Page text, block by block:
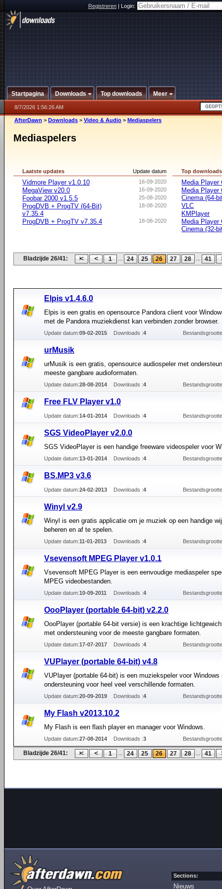
Registreren|Login:
Startpagina Downloads Top downloads Meer
8/7/2026 1:56:26 AM
AfterDawn > Downloads > Video & Audio > Mediaspelers
Mediaspelers
Update datum
Laatste updates
16-09-2020
Vidmore Player v1.0.10
16-09-2020
MegaView v20.0
25-08-2020
Foobar 2000 v1.5.5
18-08-2020
ProgDVB + ProgTV (64-Bit)
v7.35.4
18-08-2020
ProgDVB + ProgTV v7.35.4
Top downloads
Media Player
Media Player
Cinema (64-
VLC
KMPlayer
Media Player
Cinema (32-
Bladzijde 26/41: 1 ... 24 25 26 27 28 ... 41
Elpis v1.4.6.0
Elpis is een gratis en opensource Pandora client voor
met de Pandora muziekdienst kan verbinden zonder browser.
Update datum:09-02-2015 Downloads :4
urMusik
urMusik is een gratis, opensource audiospeler met
meeste gangbare audioformaten.
Update datum:28-08-2014 Downloads :4
Free FLV Player v1.0
Update datum:14-01-2014 Downloads :4
SGS VideoPlayer v2.0.0
SGS VideoPlayer is een handige freeware videospeler voor
Update datum:13-01-2014 Downloads :4
BS.MP3 v3.6
Update datum:24-02-2013 Downloads :4
Winyl v2.9
Winyl is een gratis applicatie om je muziek op een handige
beheren en af te spelen.
Update datum:11-01-2013 Downloads :4
Vsevensoft MPEG Player v1.0.1
Vsevensoft MPEG Player is een eenvoudige mediaspeler
MPEG videobestanden.
Update datum:10-09-2011 Downloads :4
OooPlayer (portable 64-bit) v2.2.0
OooPlayer (portable 64-bit versie) is een krachtige
met ondersteuning voor de meeste gangbare formaten.
Update datum:17-07-2017 Downloads :4
VUPlayer (portable 64-bit) v4.8
VUPlayer (portable 64-bit) is een muziekspeler voor Windows
ondersteuning voor heel veel verschillende formaten.
Update datum:20-09-2019 Downloads :4
My Flash v2013.10.2
My Flash is een flash player en manager voor Windows.
Update datum:27-08-2014 Downloads :3
Bladzijde 26/41: 1 ... 24 25 26 27 28 ... 41
Sections:
Nieuws